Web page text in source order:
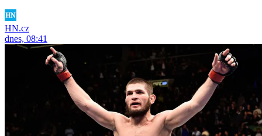
HN.cz
dnes, 08:41